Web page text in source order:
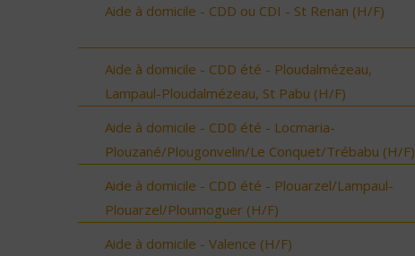
Aide à domicile - CDD ou CDI - St Renan (H/F)
Aide à domicile - CDD été - Ploudalmézeau,
Lampaul-Ploudalmézeau, St Pabu (H/F)
Aide à domicile - CDD été - Locmaria-
Plouzané/Plougonvelin/Le Conquet/Trébabu (H/F)
Aide à domicile - CDD été - Plouarzel/Lampaul-
Plouarzel/Ploumoguer (H/F)
Aide à domicile - Valence (H/F)